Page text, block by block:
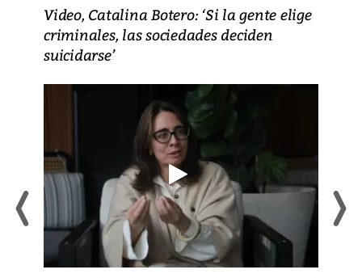
Video, Catalina Botero: ‘Si la gente elige
criminales, las sociedades deciden
suicidarse’